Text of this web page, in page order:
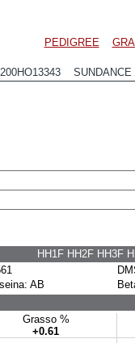
PEDIGREE
SUNDANCE
HH1F HH2F HH3F
AB
Grasso %
+0.61